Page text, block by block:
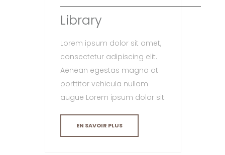
Library
Lorem ipsum dolor sit amet,
consectetur adipiscing elit.
Aenean egestas magna at
porttitor vehicula nullam
augue Lorem ipsum dolor sit.
EN SAVOIR PLUS